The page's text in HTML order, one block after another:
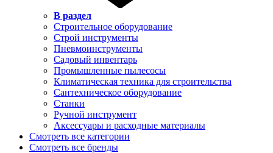
В раздел
Строительное оборудование
Строй инструменты
Пневмоинструменты
Садовый инвентарь
Промышленные пылесосы
Климатическая техника для строительства
Сантехническое оборудование
Станки
Ручной инструмент
Аксессуары и расходные материалы
Смотреть все категории
Смотреть все бренды